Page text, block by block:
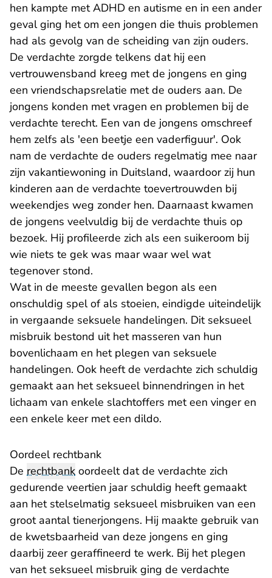
hen kampte met ADHD en autisme en in een ander
geval ging het om een jongen die thuis problemen
had als gevolg van de scheiding van zijn ouders.
De verdachte zorgde telkens dat hij een
vertrouwensband kreeg met de jongens en ging
een vriendschapsrelatie met de ouders aan. De
jongens konden met vragen en problemen bij de
verdachte terecht. Een van de jongens omschreef
hem zelfs als 'een beetje een vaderfiguur'. Ook
nam de verdachte de ouders regelmatig mee naar
zijn vakantiewoning in Duitsland, waardoor zij hun
kinderen aan de verdachte toevertrouwden bij
weekendjes weg zonder hen. Daarnaast kwamen
de jongens veelvuldig bij de verdachte thuis op
bezoek. Hij profileerde zich als een suikeroom bij
wie niets te gek was maar waar wel wat
tegenover stond.
Wat in de meeste gevallen begon als een
onschuldig spel of als stoeien, eindigde uiteindelijk
in vergaande seksuele handelingen. Dit seksueel
misbruik bestond uit het masseren van hun
bovenlichaam en het plegen van seksuele
handelingen. Ook heeft de verdachte zich schuldig
gemaakt aan het seksueel binnendringen in het
lichaam van enkele slachtoffers met een vinger en
een enkele keer met een dildo.
Oordeel rechtbank
De rechtbank oordeelt dat de verdachte zich
gedurende veertien jaar schuldig heeft gemaakt
aan het stelselmatig seksueel misbruiken van een
groot aantal tienerjongens. Hij maakte gebruik van
de kwetsbaarheid van deze jongens en ging
daarbij zeer geraffineerd te werk. Bij het plegen
van het seksueel misbruik ging de verdachte